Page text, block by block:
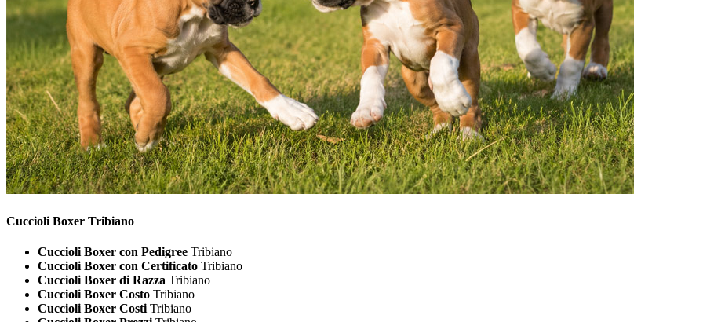
Cuccioli Boxer Tribiano
Cuccioli Boxer con Pedigree Tribiano
Cuccioli Boxer con Certificato Tribiano
Cuccioli Boxer di Razza Tribiano
Cuccioli Boxer Costo Tribiano
Cuccioli Boxer Costi Tribiano